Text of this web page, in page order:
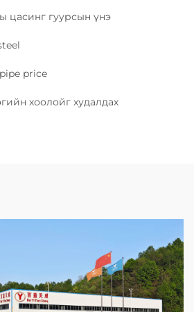
цасинг гуурсын үнэ
price
хоолойг худалдах